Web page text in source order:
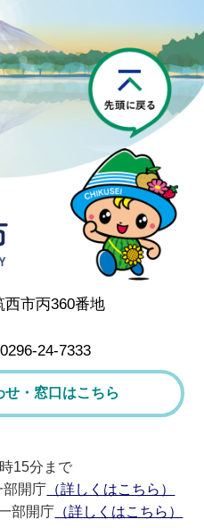
筑西市
西市丙360番地
0296-24-7333
せ・窓口はこちら
15分まで
部開庁 （詳しくはこちら）
部開庁 （詳しくはこちら）